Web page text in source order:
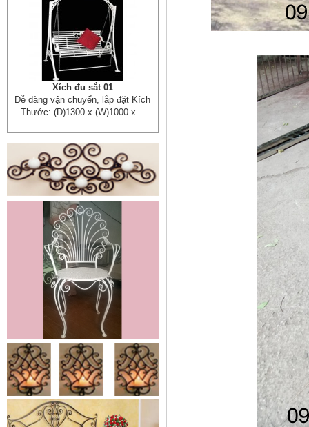
Lá thép đúc - phụ kiện sắt mỹ
thuật
Cửa cổng sắt mỹ thuật 19
Cửa cống sắt đẹp cho mọi không
gian nhà riêng, biệt thự, nhà sân...
Cửa sắt mẫu 20
Cửa sắt đẹp cho không gian nhà
tuyệt đẹp Gia công sản xuất